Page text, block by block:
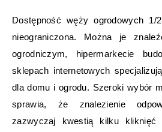
Dostępność węży ogrodowych
nieograniczona. Można je
ogrodniczym, hipermarkecie
sklepach internetowych
dla domu i ogrodu. Szeroki wybór
sprawia, że znalezienie
zazwyczaj kwestią kilku